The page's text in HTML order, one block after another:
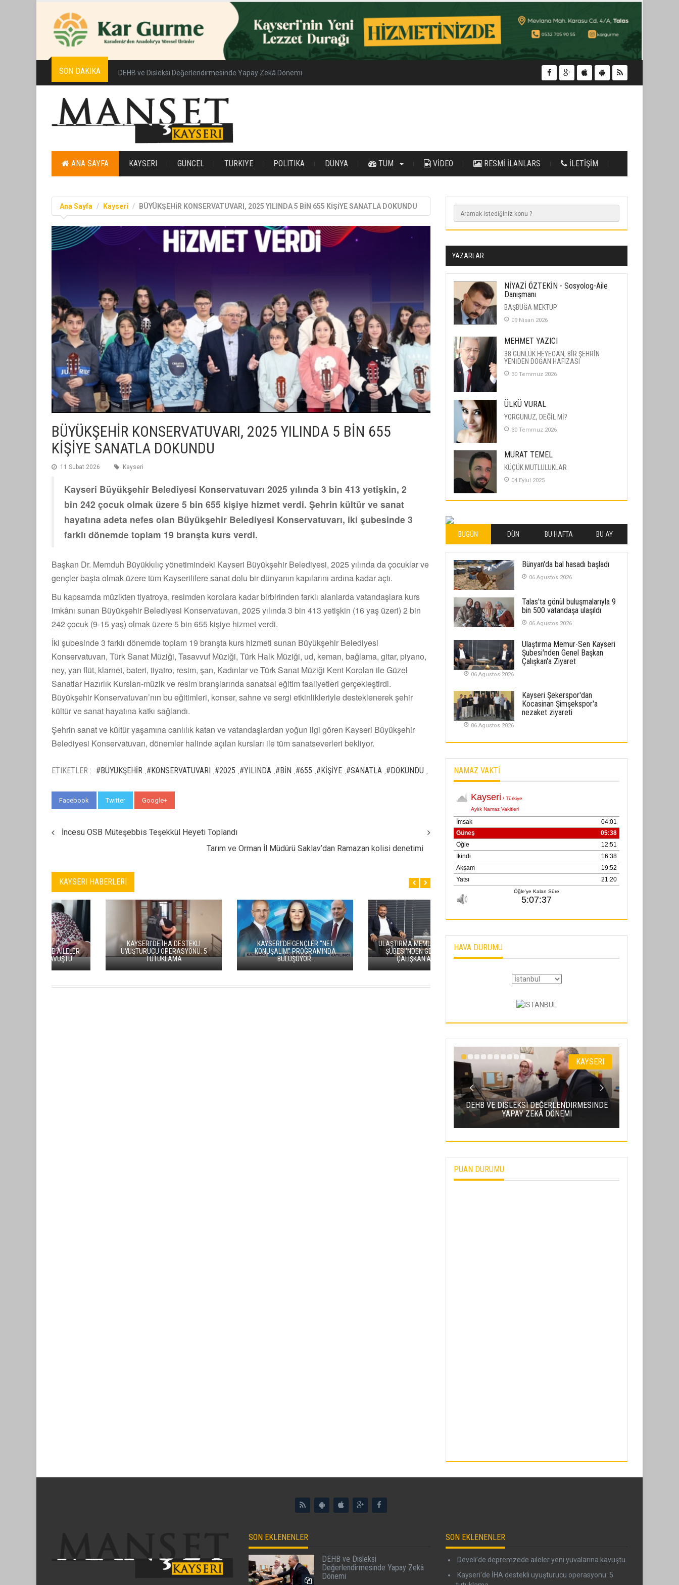
SON DAKIKA DEHB ve Disleksi Değerlendirmesinde Yapay Zekâ Dönemi
ANA SAYFA KAYSERI GÜNCEL TÜRKIYE POLITIKA DÜNYA TÜM VİDEO RESMİ İLANLARS İLETİŞİM
Ana Sayfa Kayseri BÜYÜKŞEHİR KONSERVATUVARI, 2025 YILINDA 5 BİN 655 KİŞİYE SANATLA DOKUNDU
BÜYÜKŞEHİR KONSERVATUVARI, 2025 YILINDA 5 BİN 655
KİŞİYE SANATLA DOKUNDU
11 Subat 2026 Kayseri
Kayseri Büyükşehir Belediyesi Konservatuvarı 2025 yılında 3 bin 413 yetişkin, 2
bin 242 çocuk olmak üzere 5 bin 655 kişiye hizmet verdi. Şehrin kültür ve sanat
hayatına adeta nefes olan Büyükşehir Belediyesi Konservatuvarı, iki şubesinde 3
farklı dönemde toplam 19 branşta kurs verdi.
Başkan Dr. Memduh Büyükkılıç yönetimindeki Kayseri Büyükşehir Belediyesi, 2025 yılında da çocuklar ve
gençler başta olmak üzere tüm Kayserililere sanat dolu bir dünyanın kapılarını ardına kadar açtı.
Bu kapsamda müzikten tiyatroya, resimden korolara kadar birbirinden farklı alanlarda vatandaşlara kurs
imkânı sunan Büyükşehir Belediyesi Konservatuvarı, 2025 yılında 3 bin 413 yetişkin (16 yaş üzeri) 2 bin
242 çocuk (9-15 yaş) olmak üzere 5 bin 655 kişiye hizmet verdi.
İki şubesinde 3 farklı dönemde toplam 19 branşta kurs hizmeti sunan Büyükşehir Belediyesi
Konservatuvarı, Türk Sanat Müziği, Tasavvuf Müziği, Türk Halk Müziği, ud, keman, bağlama, gitar, piyano,
ney, yan flüt, klarnet, bateri, tiyatro, resim, şan, Kadınlar ve Türk Sanat Müziği Kent Koroları ile Güzel
Sanatlar Hazırlık Kursları-müzik ve resim branşlarında sanatsal eğitim faaliyetleri gerçekleştirdi.
Büyükşehir Konservatuvarı’nın bu eğitimleri, konser, sahne ve sergi etkinlikleriyle desteklenerek şehir
kültür ve sanat hayatına katkı sağlandı.
Şehrin sanat ve kültür yaşamına canlılık katan ve vatandaşlardan yoğun ilgi gören Kayseri Büyükşehir
Belediyesi Konservatuvarı, dönemler halinde açılan kursları ile tüm sanatseverleri bekliyor.
ETIKETLER : #BÜYÜKŞEHİR #KONSERVATUVARI #2025 #YILINDA #BİN #655 #KİŞİYE #SANATLA #DOKUNDU
Facebook Twitter Google+
İncesu OSB Müteşebbis Teşekkül Heyeti Toplandı
Tarım ve Orman İl Müdürü Saklav’dan Ramazan kolisi denetimi
KAYSERI HABERLERI
KAYSERI'DE İHA DESTEKLI
UYUŞTURUCU OPERASYONU: 5
TUTUKLAMA
KAYSERI’DE GENÇLER “NET
KONUŞALIM” PROGRAMINDA
BULUŞUYOR.
ULAŞTIRMA MEMUR-SEN KAYSERI
ŞUBESI'NDEN GENEL BAŞKAN
ÇALIŞKAN'A ZIYARET
YAZARLAR
NİYAZİ ÖZTEKİN - Sosyolog-Aile
Danışmanı
BAŞBUĞA MEKTUP
09 Nisan 2026
MEHMET YAZICI
38 GÜNLÜK HEYECAN, BİR ŞEHRİN
YENİDEN DOĞAN HAFIZASI
30 Temmuz 2026
ÜLKÜ VURAL
YORGUNUZ, DEĞİL Mİ?
30 Temmuz 2026
MURAT TEMEL
KÜÇÜK MUTLULUKLAR
04 Eylul 2025
26 Subat 2026
METİN ERTEM
YENİ HİCRİ YIL VE ÜLKEMİZDE
YAŞANANLAR!
21 Haziran 2026
SEMRA ŞAHİN
KENDİNE UYANMAK
Merve Şimşek
İlgi Alanlarımız ve Biz
SABAHATTİN SÜRMEN
Kayserispor, Rizespor’la Nihayet 3
01 Mayis 2026
BUGÜN DÜN BU HAFTA BU AY
Bünyan'da bal hasadı başladı
06 Agustos 2026
Talas'ta gönül buluşmalarıyla 9
bin 500 vatandaşa ulaşıldı
06 Agustos 2026
Ulaştırma Memur-Sen Kayseri
Şubesi'nden Genel Başkan
Çalışkan'a Ziyaret
06 Agustos 2026
Kayseri Şekerspor'dan
Kocasinan Şimşekspor'a
nezaket ziyareti
06 Agustos 2026
NAMAZ VAKTİ
HAVA DURUMU
KAYSERI
DEHB VE DISLEKSI DEĞERLENDIRMESINDE
YAPAY ZEKÂ DÖNEMI
PUAN DURUMU
SON EKLENENLER
DEHB ve Disleksi
Değerlendirmesinde Yapay Zekâ
Dönemi
SON EKLENENLER
Develi’de depremzede aileler yeni yuvalarına kavuştu
Kayseri'de İHA destekli uyuşturucu operasyonu: 5